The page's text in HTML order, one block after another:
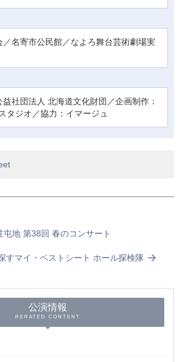
／名寄市公民館／なよろ舞台芸術劇場実
社団法人 北海道文化財団／企画制作：
タジオ／協力：イマージュ
屯地 第38回 春のコンサート
すマイ・ベストシート ホール探検隊
公演情報
RERATED CONTENT